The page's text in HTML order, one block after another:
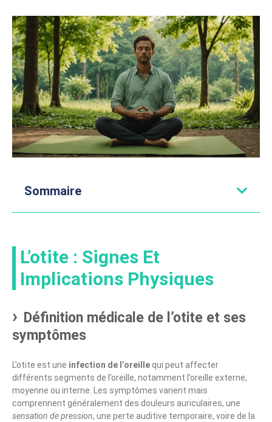
Sommaire
L’otite : Signes Et
Implications Physiques
Définition médicale de l’otite et ses
symptômes
L’otite est une infection de l’oreille qui peut affecter
différents segments de l’oreille, notamment l’oreille externe,
moyenne ou interne. Les symptômes varient mais
comprennent généralement des douleurs auriculaires, une
sensation de pression, une perte auditive temporaire, voire de la